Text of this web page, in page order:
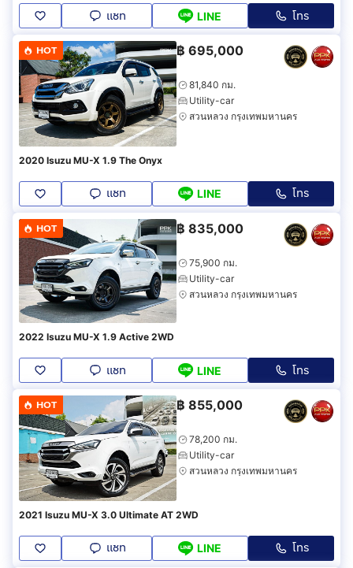
แชท LINE โทร
HOT ฿ 695,000
81,840 กม.
Utility-car
สวนหลวง กรุงเทพมหานคร
2020 Isuzu MU-X 1.9 The Onyx
แชท LINE โทร
HOT ฿ 835,000
75,900 กม.
Utility-car
สวนหลวง กรุงเทพมหานคร
2022 Isuzu MU-X 1.9 Active 2WD
แชท LINE โทร
HOT ฿ 855,000
78,200 กม.
Utility-car
สวนหลวง กรุงเทพมหานคร
2021 Isuzu MU-X 3.0 Ultimate AT 2WD
แชท LINE โทร